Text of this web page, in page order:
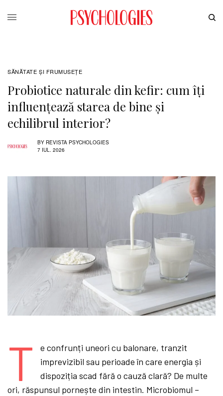
SĂNĂTATE ŞI FRUMUSEȚE
Probiotice naturale din kefir: cum îți
influențează starea de bine și
echilibrul interior?
BY REVISTA PSYCHOLOGIES
7 IUL. 2026
T
e confrunți uneori cu balonare, tranzit
imprevizibil sau perioade în care energia și
dispoziția scad fără o cauză clară? De multe
ori, răspunsul pornește din intestin. Microbiomul –